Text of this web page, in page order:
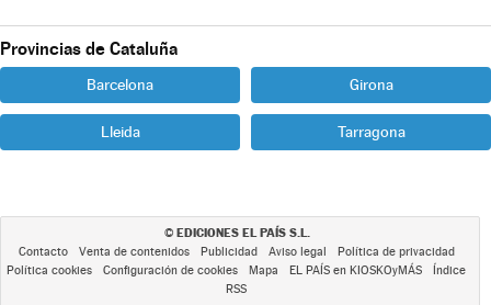
Provincias de Cataluña
Barcelona Girona
Lleida Tarragona
© EDICIONES EL PAÍS S.L.
Contacto Venta de contenidos Publicidad Aviso legal
Política de privacidad
Política cookies
Configuración de cookies Mapa EL PAÍS en KIOSKOyMÁS
Índice
RSS